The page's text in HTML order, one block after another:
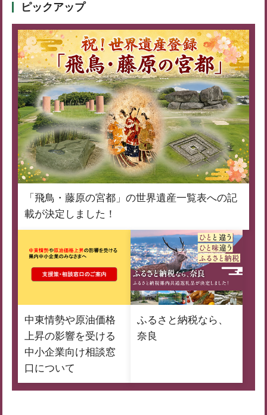
ピックアップ
「飛鳥・藤原の宮都」の世界遺産一覧表への記
載が決定しました！
中東情勢や原油価格
上昇の影響を受ける
中小企業向け相談窓
口について
ふるさと納税なら、
奈良